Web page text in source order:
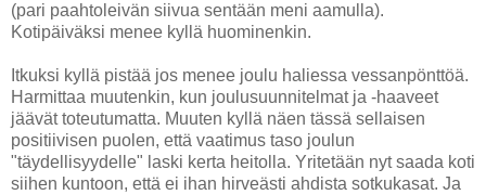
(pari paahtoleivän siivua sentään meni aamulla).
Kotipäiväksi menee kyllä huominenkin.
Itkuksi kyllä pistää jos menee joulu haliessa vessanpönttöä.
Harmittaa muutenkin, kun joulusuunnitelmat ja -haaveet
jäävät toteutumatta. Muuten kyllä näen tässä sellaisen
positiivisen puolen, että vaatimus taso joulun
"täydellisyydelle" laski kerta heitolla. Yritetään nyt saada koti
siihen kuntoon, että ei ihan hirveästi ahdista sotkukasat. Ja